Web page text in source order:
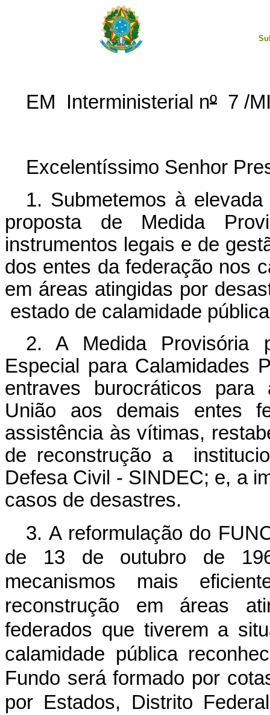
EM Interministerial nº 7 /
Excelentíssimo Senhor
1. Submetemos à
proposta de Medida
instrumentos legais e de
dos entes da federação nos
em áreas atingidas por
estado de calamidade
2. A Medida Provisória
Especial para Calamidades
entraves burocráticos
União aos demais entes
assistência às vítimas,
de reconstrução a
Defesa Civil - SINDEC; e, a
casos de desastres.
3. A reformulação do
de 13 de outubro de
mecanismos mais
reconstrução em áreas
federados que tiverem a
calamidade pública
Fundo será formado por
por Estados, Distrito